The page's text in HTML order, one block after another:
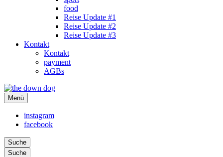
food
Reise Update #1
Reise Update #2
Reise Update #3
Kontakt
Kontakt
payment
AGBs
the down dog
Christina Ilchman
Menü
instagram
facebook
Suche
Suche